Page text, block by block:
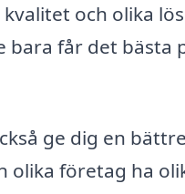
och olika
får det bästa
ge dig en
företag ha